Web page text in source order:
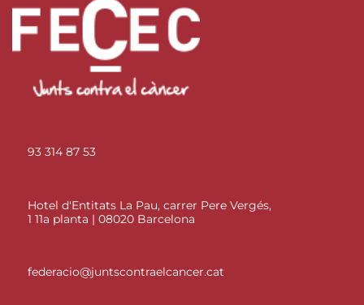
93 314 87 53
Hotel d'Entitats La Pau, carrer Pere Vergés,
1 11a planta | 08020 Barcelona
federacio@juntscontraelcancer.cat